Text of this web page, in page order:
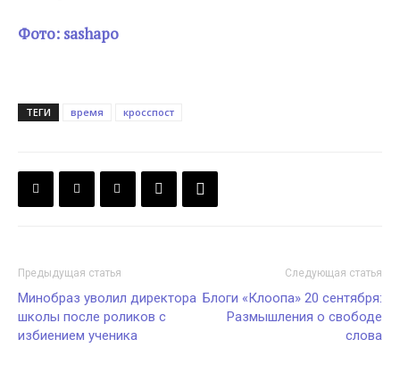
Фото: sashapo
ТЕГИ время кросспост
Предыдущая статья
Минобраз уволил директора
школы после роликов с
избиением ученика
Следующая статья
Блоги «Клоопа» 20 сентября:
Размышления о свободе
слова